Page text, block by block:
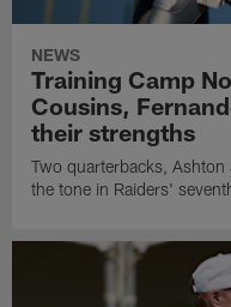
NEWS
Training Camp
Cousins,
their strengths
Two quarterbacks,
the tone in Raiders'